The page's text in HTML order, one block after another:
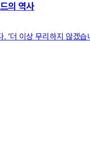
의 역사
‘더 이상 무리하지 않겠